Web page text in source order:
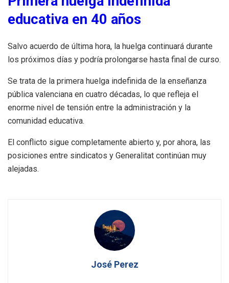
educativa en 40 años
Salvo acuerdo de última hora, la huelga continuará durante
los próximos días y podría prolongarse hasta final de curso.
Se trata de la primera huelga indefinida de la enseñanza
pública valenciana en cuatro décadas, lo que refleja el
enorme nivel de tensión entre la administración y la
comunidad educativa.
El conflicto sigue completamente abierto y, por ahora, las
posiciones entre sindicatos y Generalitat continúan muy
alejadas.
José Perez